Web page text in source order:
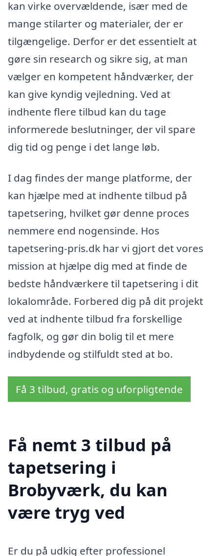
kan virke overvældende, især med de
mange stilarter og materialer, der er
tilgængelige. Derfor er det essentielt at
gøre sin research og sikre sig, at man
vælger en kompetent håndværker, der
kan give kyndig vejledning. Ved at
indhente flere tilbud kan du tage
informerede beslutninger, der vil spare
dig tid og penge i det lange løb.
I dag findes der mange platforme, der
kan hjælpe med at indhente tilbud på
tapetsering, hvilket gør denne proces
nemmere end nogensinde. Hos
tapetsering-pris.dk har vi gjort det vores
mission at hjælpe dig med at finde de
bedste håndværkere til tapetsering i dit
lokalområde. Forbered dig på dit projekt
ved at indhente tilbud fra forskellige
fagfolk, og gør din bolig til et mere
indbydende og stilfuldt sted at bo.
Få 3 tilbud, gratis og uforpligtende
Få nemt 3 tilbud på
tapetsering i
Brobyværk, du kan
være tryg ved
Er du på udkig efter professionel